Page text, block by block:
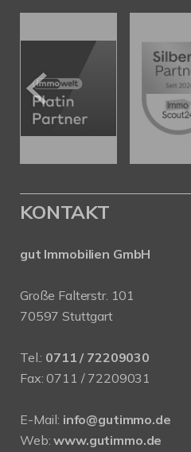
KONTAKT
gut Immobilien GmbH
Große Falterstr. 101
70597 Stuttgart
Tel.: 0711 / 72209030
Fax: 0711 / 72209031
E-Mail: info@gutimmo.de
Web:www.gutimmo.de